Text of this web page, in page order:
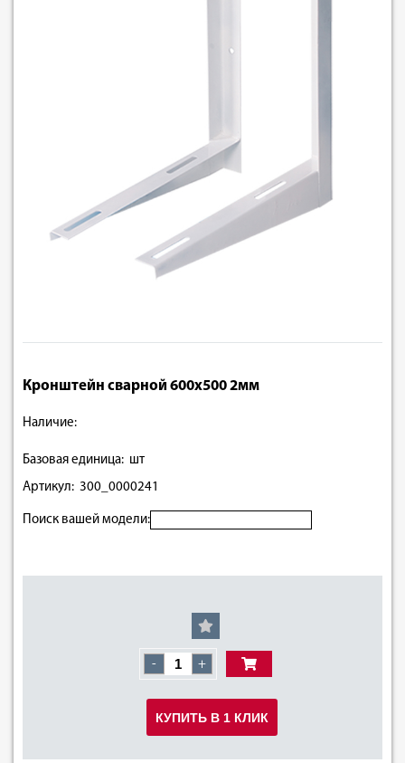
Кронштейн сварной 600х500 2мм
Наличие:
Базовая единица: шт
Артикул: 300_0000241
Поиск вашей модели:
- +
КУПИТЬ В 1 КЛИК